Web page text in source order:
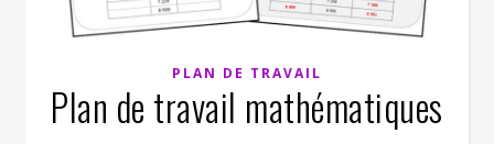
PLAN DE TRAVAIL
Plan de travail mathématiques